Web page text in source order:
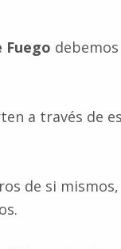
Fuego
a través de
de si